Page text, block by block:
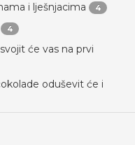
i lješnjacima 4
4
će vas na prvi
oduševit će i